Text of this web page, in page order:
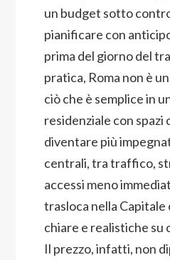
un budget sotto
pianificare con
prima del giorno del
pratica, Roma non è
ciò che è semplice in
residenziale con spazi
diventare più
centrali, tra traffico,
accessi meno
trasloca nella Capitale
chiare e realistiche su
Il prezzo, infatti, non